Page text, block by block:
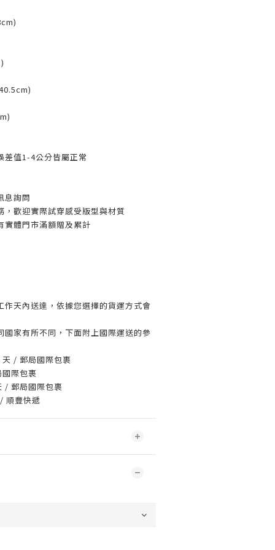
差值1-4公分皆屬正常
息詢問
，歡迎實際試穿感受版型與材質
實體門市滿額贈及累計
作天內送達，依據您選擇的貨運方式會
國家有所不同，下面附上國際運送的參
/ 郵局國際包裹
際包裹
/ 郵局國際包裹
順豐快遞